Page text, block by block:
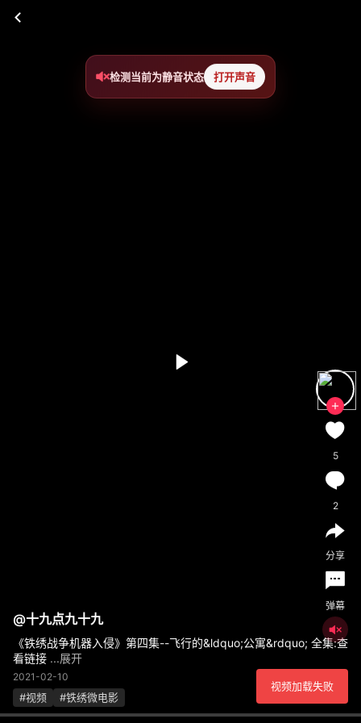
检测当前为静音状态 打开声音
@十九点九十九
《铁绣战争机器入侵》第四集--飞行的&ldquo;公寓&rdquo; 全集:查
看链接 ...展开
2021-02-10
#视频 #铁绣微电影
5
2
分享
弹幕
视频加载失败